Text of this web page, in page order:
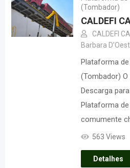
(Tombador)
CALDEFI
CALDEFI
Barbara
Plataforma de
(Tombador)
Descarga
Plataforma de
comumente
563 Views
Detalhes